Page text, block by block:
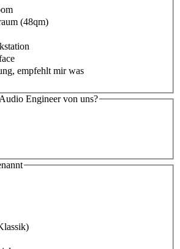
(48qm)
empfehlt mir was
Engineer von uns?